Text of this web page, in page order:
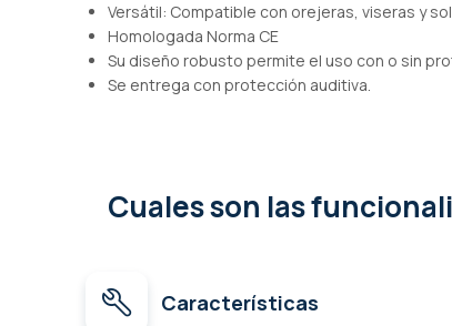
Versátil: Compatible con orejeras, viseras y
Homologada Norma CE
Su diseño robusto permite el uso con o sin
Se entrega con protección auditiva.
Cuales son las
Características